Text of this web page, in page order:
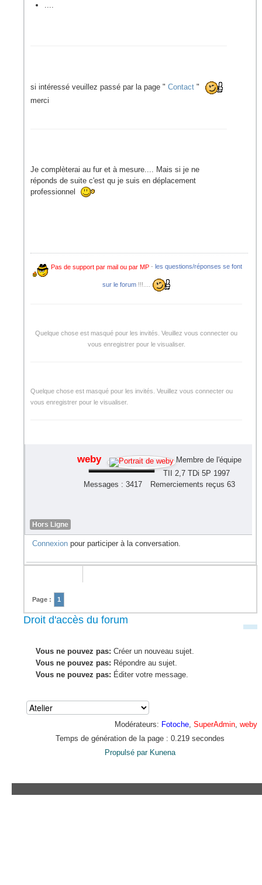
....
si intéressé veuillez passé par la page " Contact "
merci
Je complèterai au fur et à mesure.... Mais si je ne
réponds de suite c'est qu je suis en déplacement
professionnel
Pas de support par mail ou par MP- les questions/réponses se font
sur le forum!!!....
Quelque chose est masqué pour les invités. Veuillez vous connecter ou
vous enregistrer pour le visualiser.
Quelque chose est masqué pour les invités. Veuillez vous connecter ou
vous enregistrer pour le visualiser.
weby
Membre de l'équipe
TII 2,7 TDi 5P 1997
Messages : 3417
Remerciements reçus 63
Hors Ligne
Connexion pour participer à la conversation.
Page : 1
Droit d'accès du forum
Vous ne pouvez pas: Créer un nouveau sujet.
Vous ne pouvez pas: Répondre au sujet.
Vous ne pouvez pas: Éditer votre message.
Modérateurs: Fotoche, SuperAdmin, weby
Temps de génération de la page : 0.219 secondes
Propulsé par Kunena